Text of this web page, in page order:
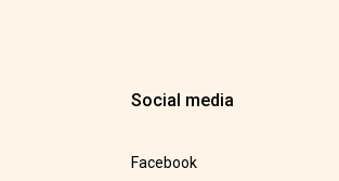
Social media
Facebook